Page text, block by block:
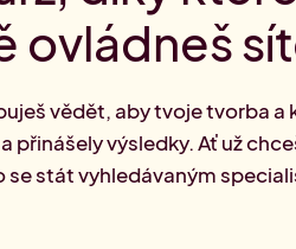
ovládneš
vědět, aby tvoje tvorba a
přinášely výsledky. Ať už
se stát vyhledávaným